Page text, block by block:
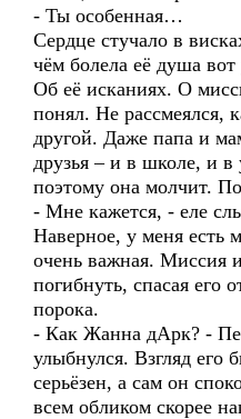
- Ты особенная…
Сердце стучало в
чём болела её душа
Об её исканиях. О
понял. Не рассмеялся,
другой. Даже папа и
друзья – и в школе, и
поэтому она молчит.
- Мне кажется, - еле
Наверное, у меня есть
очень важная. Миссия
погибнуть, спасая его
порока.
- Как Жанна дАрк? -
улыбнулся. Взгляд его
серьёзен, а сам он
всем обликом скорее